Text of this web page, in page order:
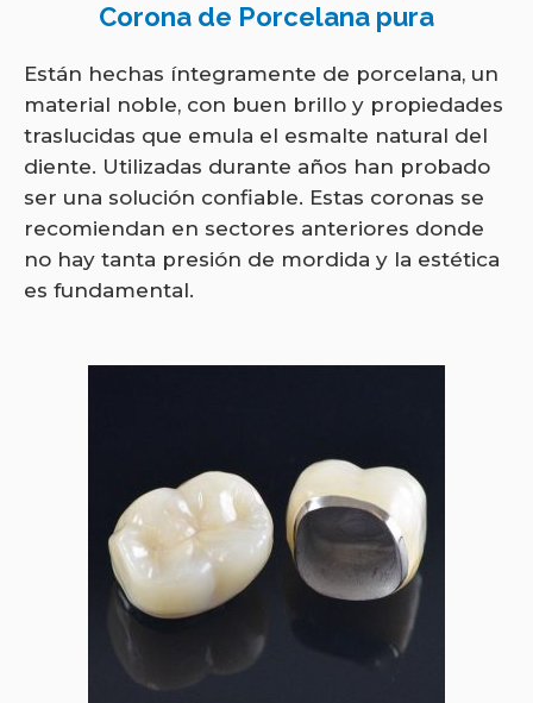
Corona de Porcelana pura
Están hechas íntegramente de porcelana, un
material noble, con buen brillo y propiedades
traslucidas que emula el esmalte natural del
diente. Utilizadas durante años han probado
ser una solución confiable. Estas coronas se
recomiendan en sectores anteriores donde
no hay tanta presión de mordida y la estética
es fundamental.